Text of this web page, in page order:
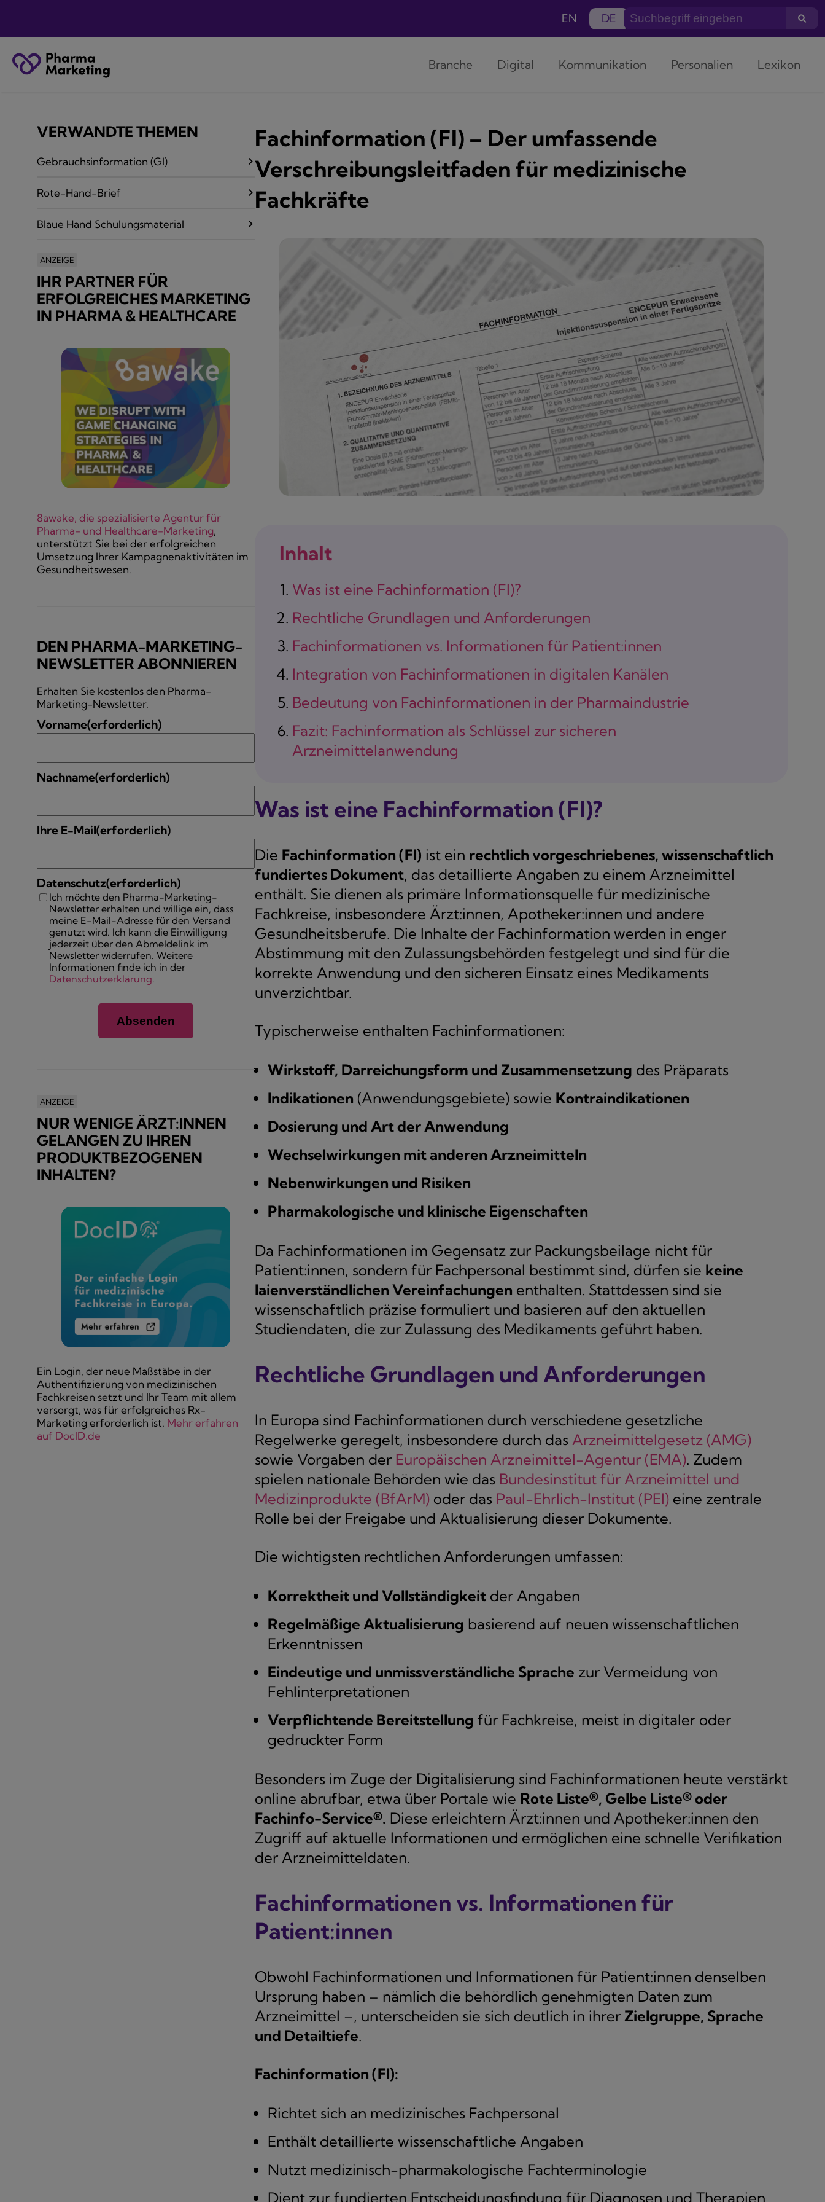
EN DE
Branche Digital Kommunikation Personalien Lexikon
Fachinformation (FI) – Der umfassende
Verschreibungsleitfaden für medizinische
Fachkräfte
Inhalt
Was ist eine Fachinformation (FI)?
Rechtliche Grundlagen und Anforderungen
Fachinformationen vs. Informationen für Patient:innen
Integration von Fachinformationen in digitalen Kanälen
Bedeutung von Fachinformationen in der Pharmaindustrie
Fazit: Fachinformation als Schlüssel zur sicheren
Arzneimittelanwendung
Was ist eine Fachinformation (FI)?
Die Fachinformation (FI) ist ein rechtlich vorgeschriebenes, wissenschaftlich
fundiertes Dokument, das detaillierte Angaben zu einem Arzneimittel
enthält. Sie dienen als primäre Informationsquelle für medizinische
Fachkreise, insbesondere Ärzt:innen, Apotheker:innen und andere
Gesundheitsberufe. Die Inhalte der Fachinformation werden in enger
Abstimmung mit den Zulassungsbehörden festgelegt und sind für die
korrekte Anwendung und den sicheren Einsatz eines Medikaments
unverzichtbar.
Typischerweise enthalten Fachinformationen:
Wirkstoff, Darreichungsform und Zusammensetzung des Präparats
Indikationen (Anwendungsgebiete) sowie Kontraindikationen
Dosierung und Art der Anwendung
Wechselwirkungen mit anderen Arzneimitteln
Nebenwirkungen und Risiken
Pharmakologische und klinische Eigenschaften
Da Fachinformationen im Gegensatz zur Packungsbeilage nicht für
Patient:innen, sondern für Fachpersonal bestimmt sind, dürfen sie keine
laienverständlichen Vereinfachungen enthalten. Stattdessen sind sie
wissenschaftlich präzise formuliert und basieren auf den aktuellen
Studiendaten, die zur Zulassung des Medikaments geführt haben.
Rechtliche Grundlagen und Anforderungen
In Europa sind Fachinformationen durch verschiedene gesetzliche
Regelwerke geregelt, insbesondere durch das Arzneimittelgesetz (AMG)
sowie Vorgaben der Europäischen Arzneimittel-Agentur (EMA). Zudem
spielen nationale Behörden wie das Bundesinstitut für Arzneimittel und
Medizinprodukte (BfArM) oder das Paul-Ehrlich-Institut (PEI) eine zentrale
Rolle bei der Freigabe und Aktualisierung dieser Dokumente.
Die wichtigsten rechtlichen Anforderungen umfassen:
Korrektheit und Vollständigkeitder Angaben
Regelmäßige Aktualisierung basierend auf neuen wissenschaftlichen
Erkenntnissen
Eindeutige und unmissverständliche Sprache zur Vermeidung von
Fehlinterpretationen
Verpflichtende Bereitstellung für Fachkreise, meist in digitaler oder
gedruckter Form
Besonders im Zuge der Digitalisierung sind Fachinformationen heute verstärkt
online abrufbar, etwa über Portale wie Rote Liste®, Gelbe Liste® oder
Fachinfo-Service®. Diese erleichtern Ärzt:innen und Apotheker:innen den
Zugriff auf aktuelle Informationen und ermöglichen eine schnelle Verifikation
der Arzneimitteldaten.
Fachinformationen vs. Informationen für
Patient:innen
Obwohl Fachinformationen und Informationen für Patient:innen denselben
Ursprung haben – nämlich die behördlich genehmigten Daten zum
Arzneimittel –, unterscheiden sie sich deutlich in ihrer Zielgruppe, Sprache
und Detailtiefe.
Fachinformation (FI):
Richtet sich an medizinisches Fachpersonal
Enthält detaillierte wissenschaftliche Angaben
Nutzt medizinisch-pharmakologische Fachterminologie
Dient zur fundierten Entscheidungsfindung für Diagnosen und Therapien
VERWANDTE THEMEN
Gebrauchsinformation (GI)
Rote-Hand-Brief
Blaue Hand Schulungsmaterial
ANZEIGE
IHR PARTNER FÜR
ERFOLGREICHES MARKETING
IN PHARMA & HEALTHCARE
8awake, die spezialisierte Agentur für
Pharma- und Healthcare-Marketing,
unterstützt Sie bei der erfolgreichen
Umsetzung Ihrer Kampagnenaktivitäten im
Gesundheitswesen.
DEN PHARMA-MARKETING-
NEWSLETTER ABONNIEREN
Erhalten Sie kostenlos den Pharma-
Marketing-Newsletter.
Vorname(erforderlich)
Nachname(erforderlich)
Ihre E-Mail(erforderlich)
Datenschutz(erforderlich)
Ich möchte den Pharma-Marketing-
Newsletter erhalten und willige ein, dass
meine E-Mail-Adresse für den Versand
genutzt wird. Ich kann die Einwilligung
jederzeit über den Abmeldelink im
Newsletter widerrufen. Weitere
Informationen finde ich in der
Datenschutzerklärung.
ANZEIGE
NUR WENIGE ÄRZT:INNEN
GELANGEN ZU IHREN
PRODUKTBEZOGENEN
INHALTEN?
Ein Login, der neue Maßstäbe in der
Authentifizierung von medizinischen
Fachkreisen setzt und Ihr Team mit allem
versorgt, was für erfolgreiches Rx-
Marketing erforderlich ist. Mehr erfahren
auf DocID.de